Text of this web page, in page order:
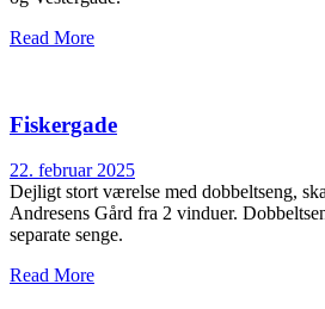
Read More
Fiskergade
22. februar 2025
Dejligt stort værelse med dobbeltseng,
Andresens Gård fra 2 vinduer.
separate senge.
Read More